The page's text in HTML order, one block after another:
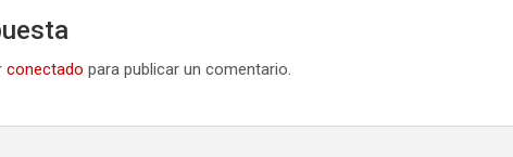
conectado para publicar un comentario.